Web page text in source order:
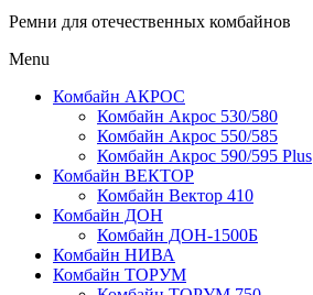
Ремни для отечественных комбайнов
Menu
Комбайн АКРОС
Комбайн Акрос 530/580
Комбайн Акрос 550/585
Комбайн Акрос 590/595 Plus
Комбайн ВЕКТОР
Комбайн Вектор 410
Комбайн ДОН
Комбайн ДОН-1500Б
Комбайн НИВА
Комбайн ТОРУМ